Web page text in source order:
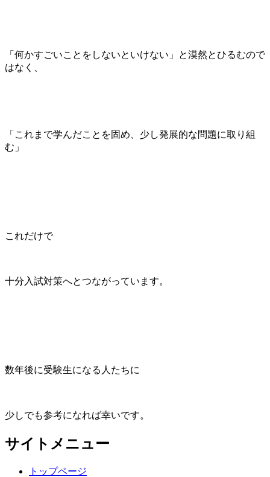
「何かすごいことをしないといけない」と漠然とひるむので
はなく、
「これまで学んだことを固め、少し発展的な問題に取り組
む」
これだけで
十分入試対策へとつながっています。
数年後に受験生になる人たちに
少しでも参考になれば幸いです。
サイトメニュー
トップページ